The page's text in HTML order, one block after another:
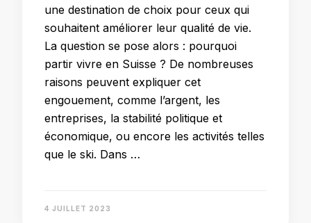
une destination de choix pour ceux qui
souhaitent améliorer leur qualité de vie.
La question se pose alors : pourquoi
partir vivre en Suisse ? De nombreuses
raisons peuvent expliquer cet
engouement, comme l’argent, les
entreprises, la stabilité politique et
économique, ou encore les activités telles
que le ski. Dans …
4 JUILLET 2023